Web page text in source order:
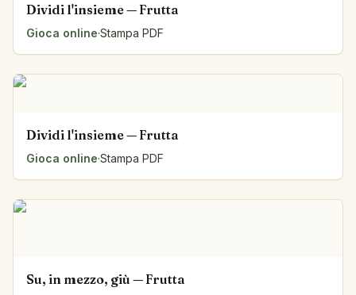
Dividi l'insieme — Frutta
Gioca online·Stampa PDF
Dividi l'insieme — Frutta
Gioca online·Stampa PDF
Su, in mezzo, giù — Frutta